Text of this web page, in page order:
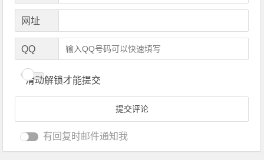
网址
QQ
滑动解锁才能提交
有回复时邮件通知我